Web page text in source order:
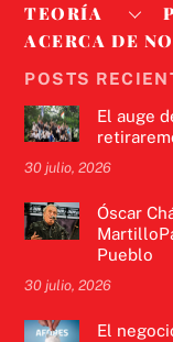
TEORÍA
ACERCA DE
POSTS
El auge
30 julio, 2026
Óscar
Pueblo
30 julio, 2026
El